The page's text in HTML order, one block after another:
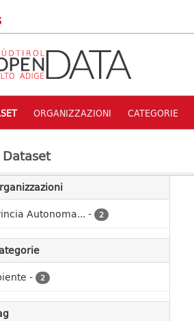
ORGANIZZAZIONI CATEGORIE
Dataset
Autonoma... - 2
- 2